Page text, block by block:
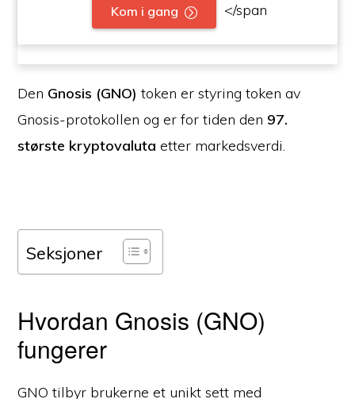
Kom i gang </span
Den Gnosis (GNO) token er styring token av
Gnosis-protokollen og er for tiden den 97.
største kryptovaluta etter markedsverdi.
Seksjoner
Hvordan Gnosis (GNO)
fungerer
GNO tilbyr brukerne et unikt sett med